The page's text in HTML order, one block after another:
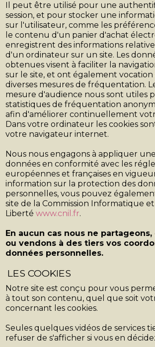
Il peut être utilisé pour une
session, et pour stocker une
sur l'utilisateur, comme les
le contenu d'un panier d'achat
enregistrent des informations
d'un ordinateur sur un site. Les
obtenues visent à faciliter la
sur le site, et ont également
diverses mesures de fréquentation.
mesure d'audience nous sont utiles
statistiques de fréquentation
afin d'améliorer continuellement
Dans votre ordinateur les cookies
votre navigateur internet.
Nous nous engagons à appliquer
données en conformité avec les
européennes et françaises en
information sur la protection des
personnelles, vous pouvez
site de la Commission Informatique et
Liberté www.cnil.fr.
En aucun cas nous ne
ou vendons à des tiers vos
données personnelles.
LES COOKIES
Notre site est conçu pour vous
à tout son contenu, quel que soit
concernant les cookies.
Seules quelques vidéos de services
refuser de s'afficher si vous en